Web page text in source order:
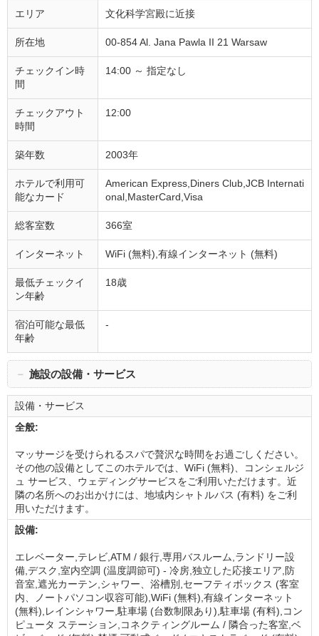
エリア 文化科学宮殿に近接
所在地 00-854 Al. Jana Pawla II 21 Warsaw
チェックイン時
間
14:00 ～ 指定なし
チェックアウト
時間
12:00
築年数 2003年
ホテルで利用可
能なカード
American Express,Diners Club,JCB Internati
onal,MasterCard,Visa
総客室数 366室
インターネット WiFi (無料),有線インターネット (無料)
最低チェックイ
ン年齢
18歳
宿泊可能な最低
年齢
-
－ 施設の設備・サービス
設備・サービス
全般:
マッサージを受けられるスパで贅沢な時間をお過ごしください。
その他の設備としてこのホテルでは、WiFi (無料)、コンシェルジ
ュ サービス、ウェディングサービスをご利用いただけます。近
隣の名所へのお出かけには、地域内シャトルバス (有料) をご利
用いただけます。
設備:
エレベーター,テレビ,ATM / 銀行,専用バスルーム,ランドリー設
備,デスク,室内空調 (温度調節可) - 冷房,独立した応接エリア,防
音室,遮光カーテン,シャワー、浴槽別,セーフティボックス (客室
内、ノートパソコン収容可能),WiFi (無料),有線インターネット
(無料),レインシャワー,駐車場 (台数制限あり),駐車場 (有料),コン
ピュータ ステーション,コネクティングルーム / 隣合った客室,ベ